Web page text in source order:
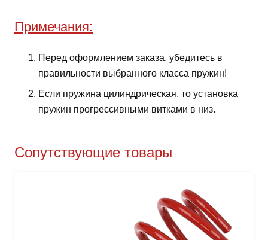
Примечания:
Перед оформлением заказа, убедитесь в
правильности выбранного класса пружин!
Если пружина цилиндрическая, то установка
пружин прогрессивными витками в низ.
Сопутствующие товары